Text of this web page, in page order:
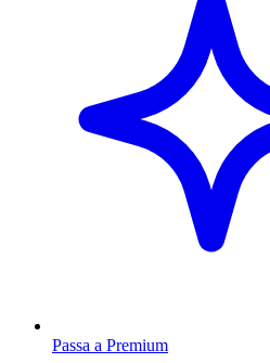
Passa a Premium